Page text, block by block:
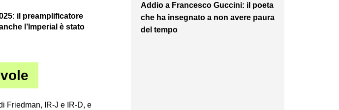
il preamplificatore
l’Imperial è stato
Friedman, IR-J e IR-D, e
Addio a Francesco Guccini: il poeta
che ha insegnato a non avere paura
del tempo